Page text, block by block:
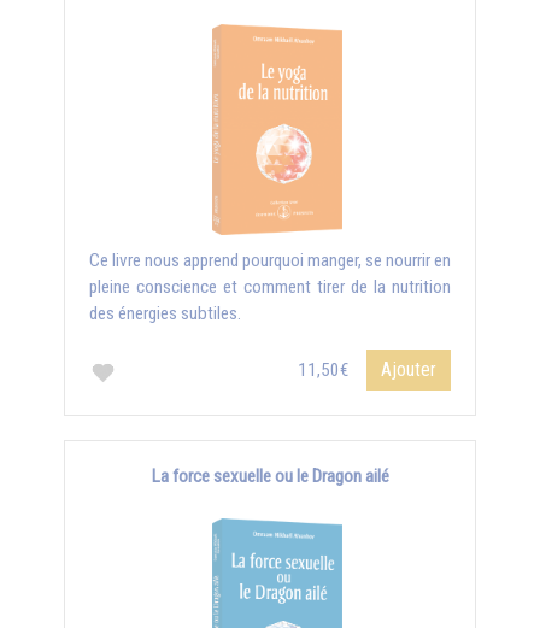
Ce livre nous apprend pourquoi manger, se nourrir en
pleine conscience et comment tirer de la nutrition
des énergies subtiles.
11,50€ Ajouter
La force sexuelle ou le Dragon ailé